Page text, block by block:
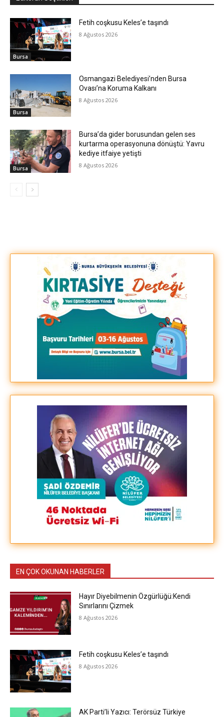
Bursa
Fetih coşkusu Keles’e taşındı
8 Ağustos 2026
Bursa
Osmangazi Belediyesi’nden Bursa
Ovası’na Koruma Kalkanı
8 Ağustos 2026
Bursa
Bursa’da gider borusundan gelen ses
kurtarma operasyonuna dönüştü: Yavru
kediye itfaiye yetişti
8 Ağustos 2026
EN ÇOK OKUNAN HABERLER
Hayır Diyebilmenin Özgürlüğü:Kendi
Sınırlarını Çizmek
8 Ağustos 2026
Fetih coşkusu Keles’e taşındı
8 Ağustos 2026
AK Parti’li Yazıcı: Terörsüz Türkiye